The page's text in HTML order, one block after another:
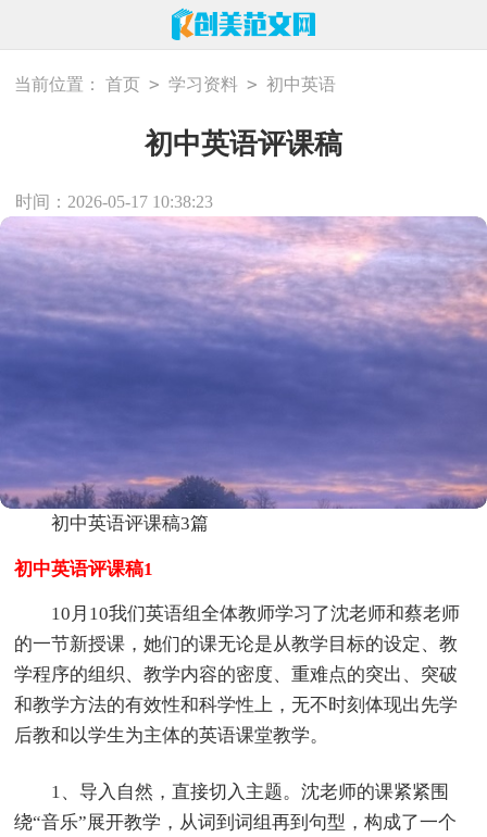
当前位置： 首页 > 学习资料 > 初中英语
初中英语评课稿
时间：2026-05-17 10:38:23
初中英语评课稿3篇
初中英语评课稿1
10月10我们英语组全体教师学习了沈老师和蔡老师
的一节新授课，她们的课无论是从教学目标的设定、教
学程序的组织、教学内容的密度、重难点的突出、突破
和教学方法的有效性和科学性上，无不时刻体现出先学
后教和以学生为主体的英语课堂教学。
1、导入自然，直接切入主题。沈老师的课紧紧围
绕“音乐”展开教学，从词到词组再到句型，构成了一个